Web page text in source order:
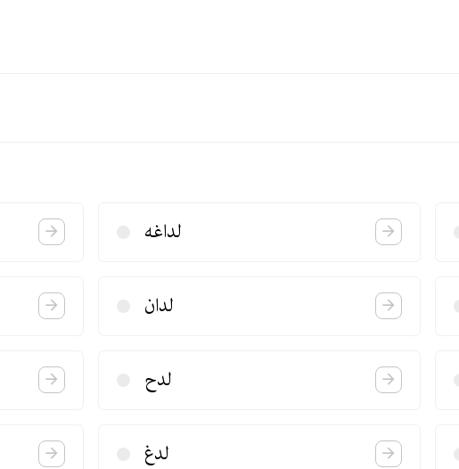
لداغه
لدان
لدح
لدغ